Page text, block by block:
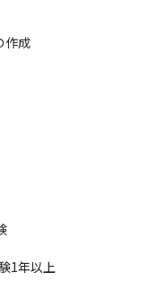
作成
1年以上